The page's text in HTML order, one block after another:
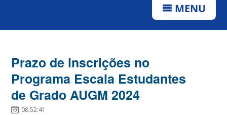
MENU
Prazo de inscrições no
Programa Escala Estudantes
de Grado AUGM 2024
08:52:41